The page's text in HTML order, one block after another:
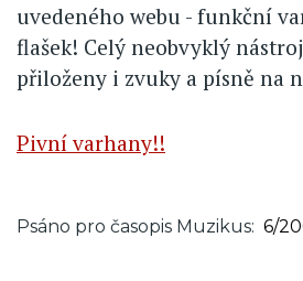
uvedeného webu - funkční
flašek! Celý neobvyklý
přiloženy i zvuky a písně na
Pivní varhany!!
Psáno pro časopis Muzikus 6/